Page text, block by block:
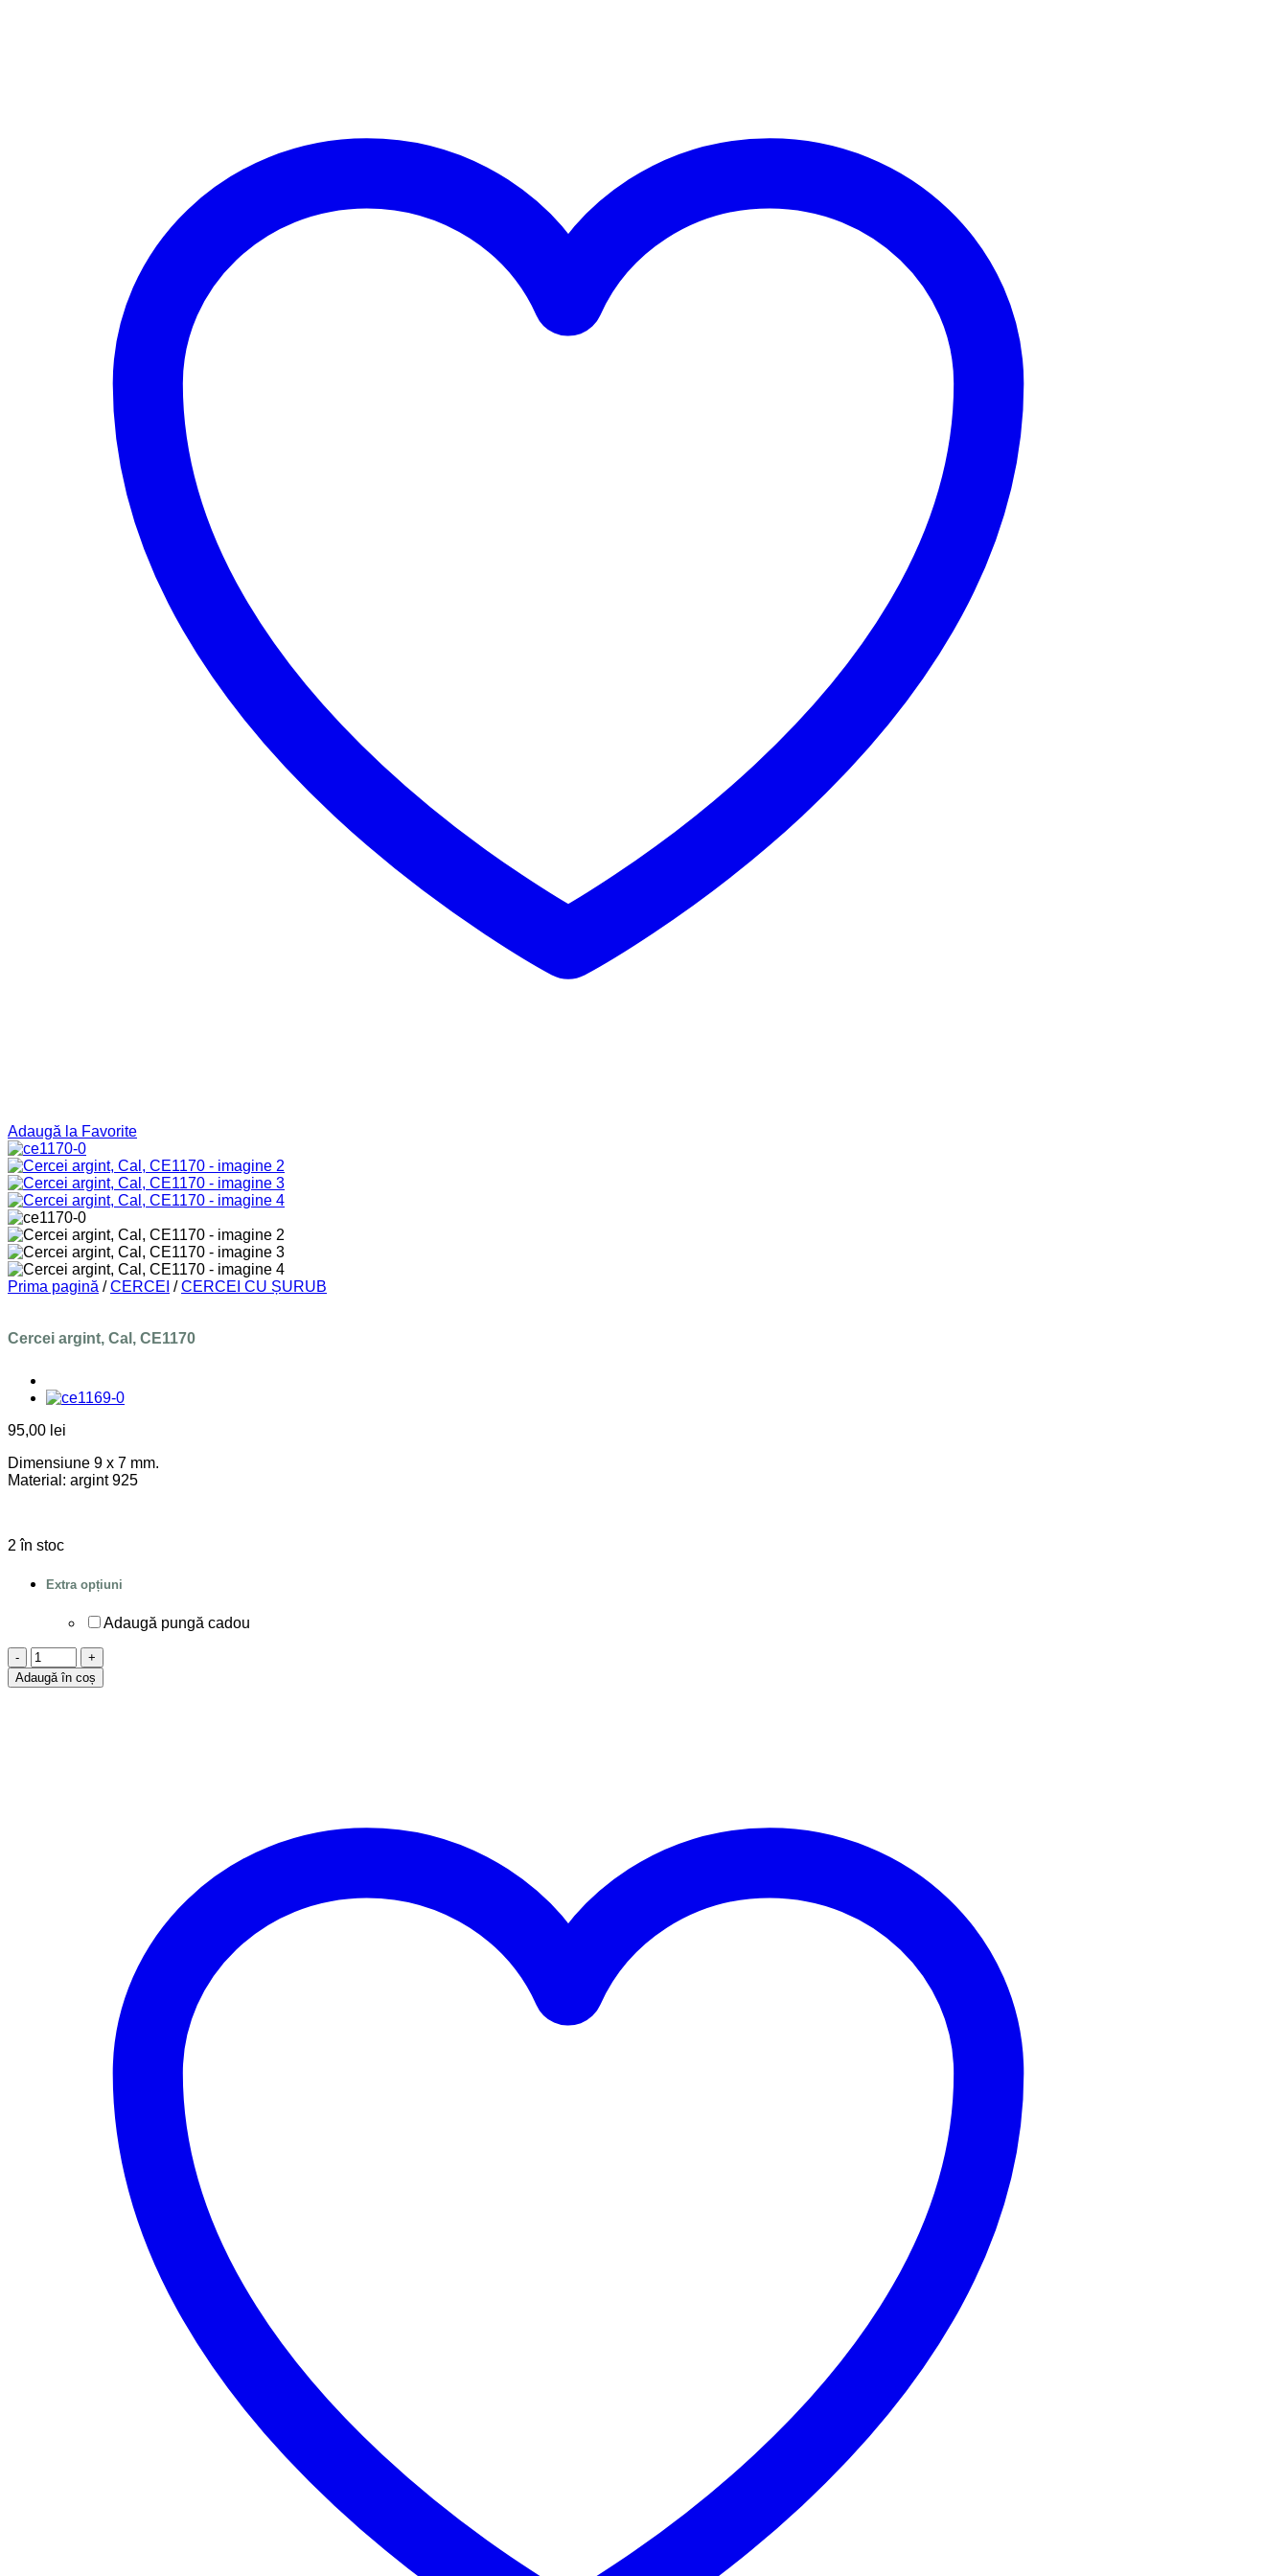
Adaugă la Favorite
Prima pagină / CERCEI / CERCEI CU ȘURUB
Cercei argint, Cal, CE1170
95,00 lei
Dimensiune 9 x 7 mm.
Material: argint 925
2 în stoc
Extra opțiuni
Adaugă pungă cadou
Cantitate
Cercei
argint,
Adaugă în coș